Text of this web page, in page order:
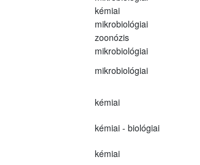
kémiai
mikrobiológiai
zoonózis
mikrobiológiai
mikrobiológiai
kémiai
kémiai - biológiai
kémiai